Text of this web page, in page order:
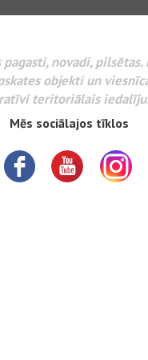
novadi, pilsētas.
objekti un
teritoriālais
Mēs sociālajos tīklos